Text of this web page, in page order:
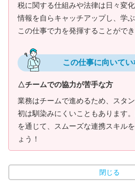
税に関する仕組みや法律は日々変
情報を自らキャッチアップし、学
この仕事で力を発揮することができ
この仕事に向いてい
△チームでの協力が苦手な方
業務はチームで進めるため、スタ
初は馴染みにくいこともあります
を通じて、スムーズな連携スキル
ょう！
閉じる